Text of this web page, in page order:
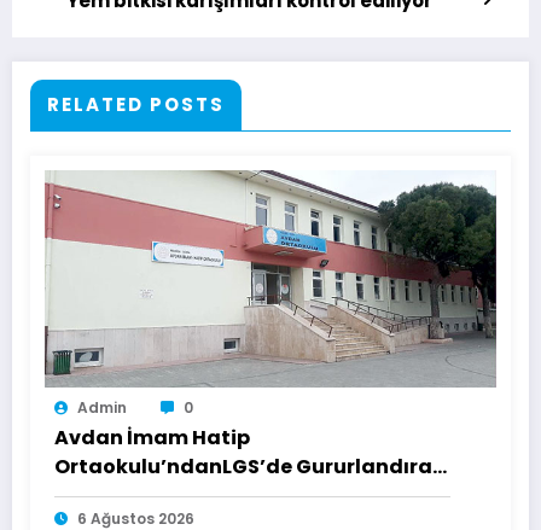
RELATED POSTS
Admin 0
Avdan İmam Hatip
Ortaokulu’ndanLGS’de Gururlandıran
Başarı
6 Ağustos 2026